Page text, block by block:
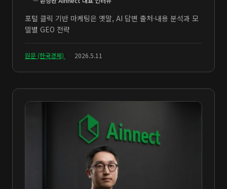
포털 클릭 기반 마케팅은 옛말, AI 답변 출처·내용 분석과 모
델별 GEO 전략
원문 (한국경제) · 2026.5.11